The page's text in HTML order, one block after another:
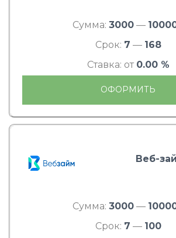
Сумма: 3000—
Срок: 7 — 168
Ставка: от 0.00 %
ОФОРМИТЬ
Веб-
Сумма: 3000—
Срок: 7 — 100